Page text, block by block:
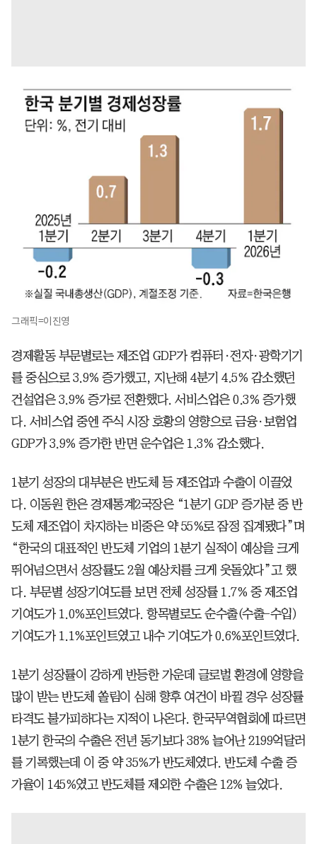
그래픽=이진영
경제활동 부문별로는 제조업 GDP가 컴퓨터·전자·광학기기
를 중심으로 3.9% 증가했고, 지난해 4분기 4.5% 감소했던
건설업은 3.9% 증가로 전환했다. 서비스업은 0.3% 증가했
다. 서비스업 중엔 주식 시장 호황의 영향으로 금융·보험업
GDP가 3.9% 증가한 반면 운수업은 1.3% 감소했다.
1분기 성장의 대부분은 반도체 등 제조업과 수출이 이끌었
다. 이동원 한은 경제통계2국장은 “1분기 GDP 증가분 중 반
도체 제조업이 차지하는 비중은 약 55%로 잠정 집계됐다”며
“한국의 대표적인 반도체 기업의 1분기 실적이 예상을 크게
뛰어넘으면서 성장률도 2월 예상치를 크게 웃돌았다”고 했
다. 부문별 성장기여도를 보면 전체 성장률 1.7% 중 제조업
기여도가 1.0%포인트였다. 항목별로도 순수출(수출-수입)
기여도가 1.1%포인트였고 내수 기여도가 0.6%포인트였다.
1분기 성장률이 강하게 반등한 가운데 글로벌 환경에 영향을
많이 받는 반도체 쏠림이 심해 향후 여건이 바뀔 경우 성장률
타격도 불가피하다는 지적이 나온다. 한국무역협회에 따르면
1분기 한국의 수출은 전년 동기보다 38% 늘어난 2199억달러
를 기록했는데 이 중 약 35%가 반도체였다. 반도체 수출 증
가율이 145%였고 반도체를 제외한 수출은 12% 늘었다.